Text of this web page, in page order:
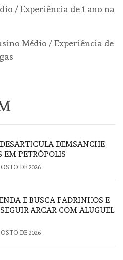
/ Experiência de 1 ano na
Médio / Experiência de
DEMSANCHE
EM PETRÓPOLIS
DE 2026
E BUSCA PADRINHOS E
ARCAR COM ALUGUEL
DE 2026